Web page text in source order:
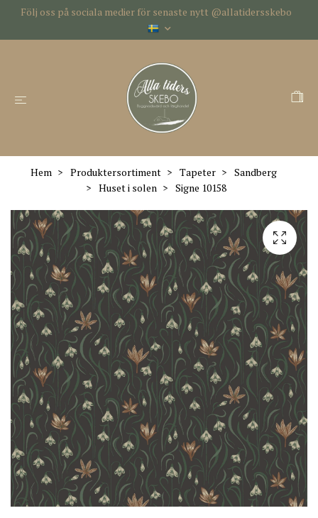
Följ oss på sociala medier för senaste nytt @allatidersskebo
Hem Produktersortiment Tapeter
Sandberg
Huset i solen
Signe 10158